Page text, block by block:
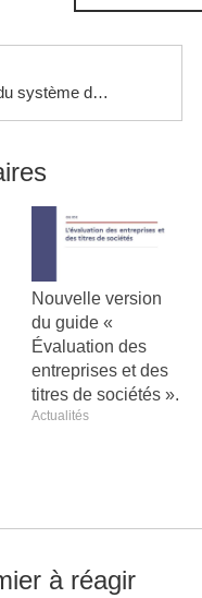
Application du système du quotient à une plus-value de cession de valeurs mobilières.
Nouvelle version
du guide «
Évaluation des
entreprises et des
titres de sociétés ».
Actualités
à réagir